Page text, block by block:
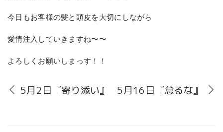
今日もお客様の髪と頭皮を大切にしながら
愛情注入していきますね〜〜
よろしくお願いしまっす！！
5月2日『寄り添い』 5月16日『怠るな』